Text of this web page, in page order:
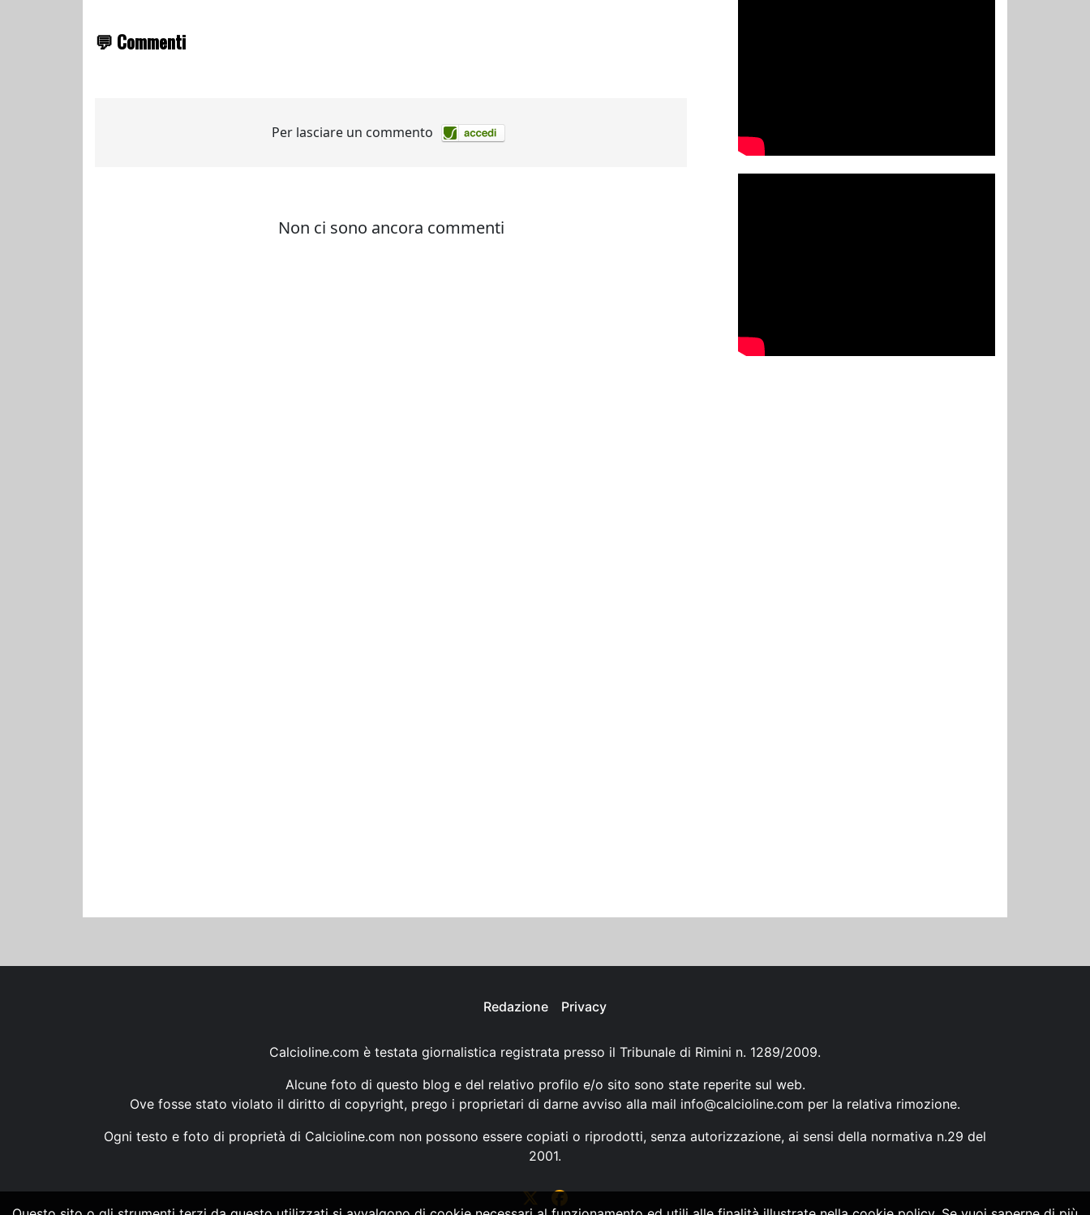
💬 Commenti
Redazione Privacy
Calcioline.com è testata giornalistica registrata presso il Tribunale di Rimini n. 1289/2009.
Alcune foto di questo blog e del relativo profilo e/o sito sono state reperite sul web.
Ove fosse stato violato il diritto di copyright, prego i proprietari di darne avviso alla mail info@calcioline.com per la relativa rimozione.
Ogni testo e foto di proprietà di Calcioline.com non possono essere copiati o riprodotti, senza autorizzazione, ai sensi della normativa n.29 del
2001.